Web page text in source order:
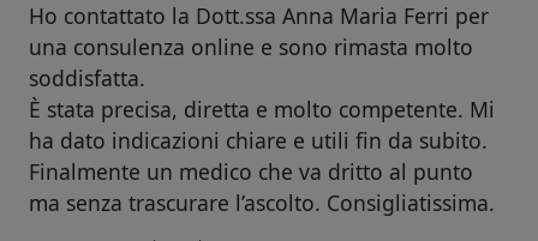
Ho contattato la Dott.ssa Anna Maria Ferri per
una consulenza online e sono rimasta molto
soddisfatta.
È stata precisa, diretta e molto competente. Mi
ha dato indicazioni chiare e utili fin da subito.
Finalmente un medico che va dritto al punto
ma senza trascurare l’ascolto. Consigliatissima.